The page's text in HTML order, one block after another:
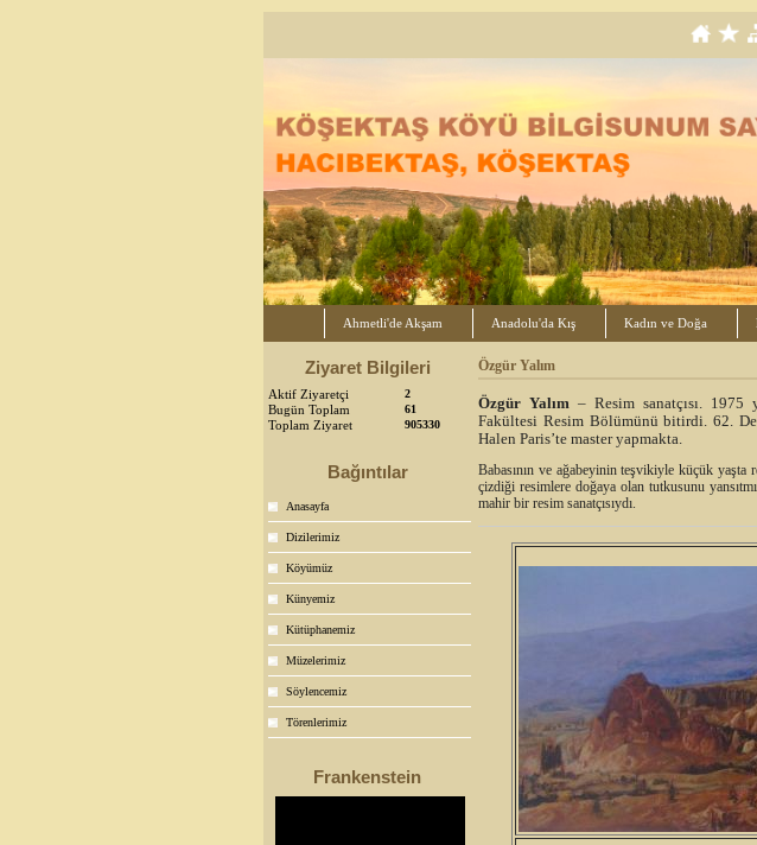
Ahmetli'de Akşam Anadolu'da Kış Kadın ve Doğa
Ziyaret Bilgileri
Aktif Ziyaretçi 2
Bugün Toplam 61
Toplam Ziyaret 905330
Bağıntılar
Anasayfa
Dizilerimiz
Köyümüz
Künyemiz
Kütüphanemiz
Müzelerimiz
Söylencemiz
Törenlerimiz
Frankenstein
Özgür Yalım
Özgür Yalım – Resim sanatçısı. 1975
Fakültesi Resim Bölümünü bitirdi. 62.
Halen Paris’te master yapmakta.
Babasının ve ağabeyinin teşvikiyle küçük yaşta
çizdiği resimlere doğaya olan tutkusunu
mahir bir resim sanatçısıydı.